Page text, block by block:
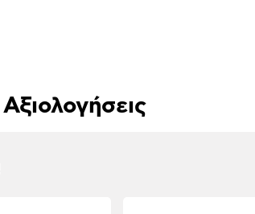
Αξιολογήσεις